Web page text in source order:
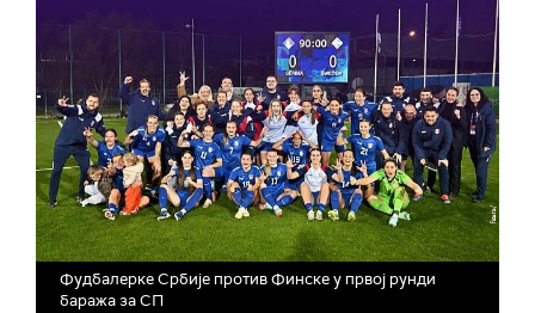
Фудбалерке Србије против Финске у првој рунди
баража за СП